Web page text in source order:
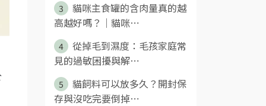
3
貓咪主食罐的含肉量真的越
高越好嗎？｜貓咪⋯
4
從掉毛到濕度：毛孩家庭常
見的過敏困擾與解⋯
5
貓飼料可以放多久？開封保
存與沒吃完要倒掉⋯